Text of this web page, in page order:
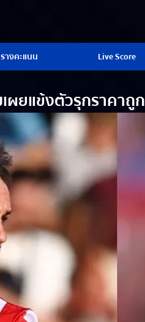
างคะแนน Live Score
ผยแข้งตัวรุกราคาถูก